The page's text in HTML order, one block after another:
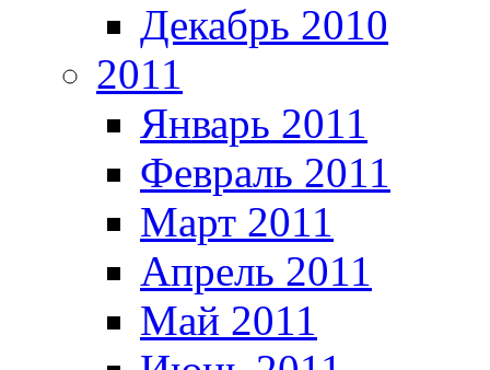
Декабрь 2010
2011
Январь 2011
Февраль 2011
Март 2011
Апрель 2011
Май 2011